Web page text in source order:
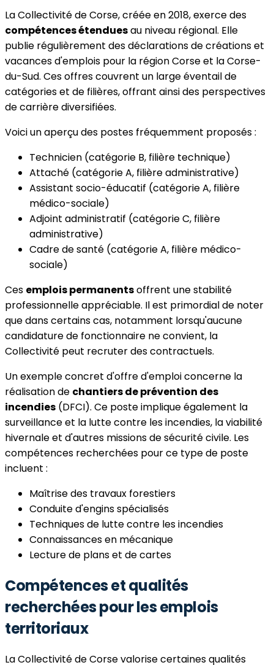
La Collectivité de Corse, créée en 2018, exerce des
compétences étenduesau niveau régional. Elle
publie régulièrement des déclarations de créations et
vacances d'emplois pour la région Corse et la Corse-
du-Sud. Ces offres couvrent un large éventail de
catégories et de filières, offrant ainsi des perspectives
de carrière diversifiées.
Voici un aperçu des postes fréquemment proposés :
Technicien (catégorie B, filière technique)
Attaché (catégorie A, filière administrative)
Assistant socio-éducatif (catégorie A, filière
médico-sociale)
Adjoint administratif (catégorie C, filière
administrative)
Cadre de santé (catégorie A, filière médico-
sociale)
Ces emplois permanentsoffrent une stabilité
professionnelle appréciable. Il est primordial de noter
que dans certains cas, notamment lorsqu'aucune
candidature de fonctionnaire ne convient, la
Collectivité peut recruter des contractuels.
Un exemple concret d'offre d'emploi concerne la
réalisation de chantiers de prévention des
incendies (DFCI). Ce poste implique également la
surveillance et la lutte contre les incendies, la viabilité
hivernale et d'autres missions de sécurité civile. Les
compétences recherchées pour ce type de poste
incluent :
Maîtrise des travaux forestiers
Conduite d'engins spécialisés
Techniques de lutte contre les incendies
Connaissances en mécanique
Lecture de plans et de cartes
Compétences et qualités
recherchées pour les emplois
territoriaux
La Collectivité de Corse valorise certaines qualités